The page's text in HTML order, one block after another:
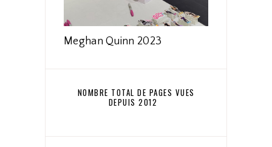
Meghan Quinn 2023
NOMBRE TOTAL DE PAGES VUES
DEPUIS 2012